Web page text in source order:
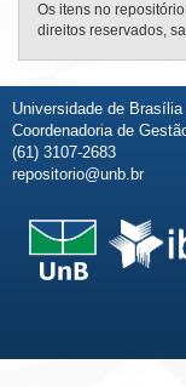
Os itens no
direitos reservados,
Universidade de
Coordenadoria de
(61) 3107-2683
repositorio@unb.br